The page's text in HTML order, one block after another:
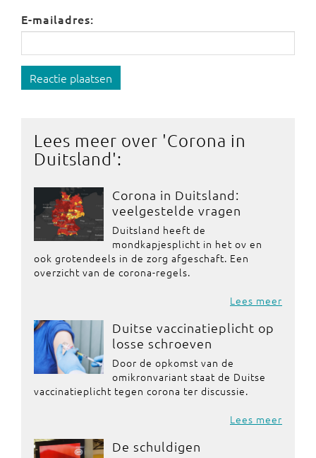
E-mailadres:
Reactie plaatsen
Lees meer over 'Corona in
Duitsland':
Corona in Duitsland:
veelgestelde vragen
Duitsland heeft de
mondkapjesplicht in het ov en
ook grotendeels in de zorg afgeschaft. Een
overzicht van de corona-regels.
Lees meer
Duitse vaccinatieplicht op
losse schroeven
Door de opkomst van de
omikronvariant staat de Duitse
vaccinatieplicht tegen corona ter discussie.
Lees meer
De schuldigen